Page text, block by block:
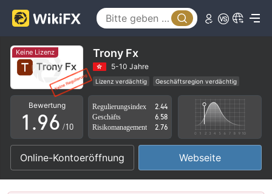
Keine Lizenz Trony Fx
5-10 Jahre
Lizenz verdächtig
Geschäftsregion verdächtig
Hohes potenzielles Risiko
Bewertung
0
1
2
3
.
5
6
7
8
9
2
3
4
5
6
7
8
/10
Regulierungsindex
2.44
Geschäfts
6.58
Risikomanagement
2.76
Online-Kontoeröffnung Webseite